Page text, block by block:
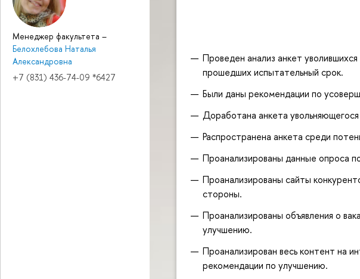
Менеджер факультета –
Белохлебова Наталья
Александровна
+7 (831) 436-74-09 *6427
Проведен анализ анкет
прошедших испытательный срок.
Были даны рекомендации по
Доработана анкета
Распространена анкета среди
Проанализированы данные опроса
Проанализированы сайты
стороны.
Проанализированы объявления о
улучшению.
Проанализирован весь контент на
рекомендации по улучшению.